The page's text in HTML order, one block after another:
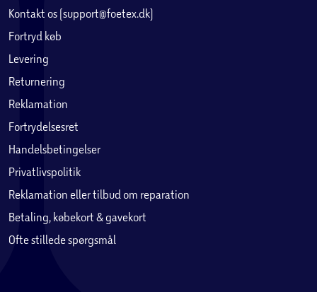
Kontakt os (support@foetex.dk)
Fortryd køb
Levering
Returnering
Reklamation
Fortrydelsesret
Handelsbetingelser
Privatlivspolitik
Reklamation eller tilbud om reparation
Betaling, købekort & gavekort
Ofte stillede spørgsmål